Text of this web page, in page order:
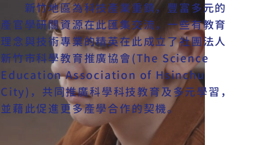
新竹地區為科技產業重鎮，豐富多元的
產官學研關資源在此匯集交流，一些有教育
理念與技術專業的精英在此成立了社團法人
新竹市科學教育推廣協會(The Science
Education Association of Hsinchu
City)，共同推廣科學科技教育及多元學習，
並藉此促進更多產學合作的契機。